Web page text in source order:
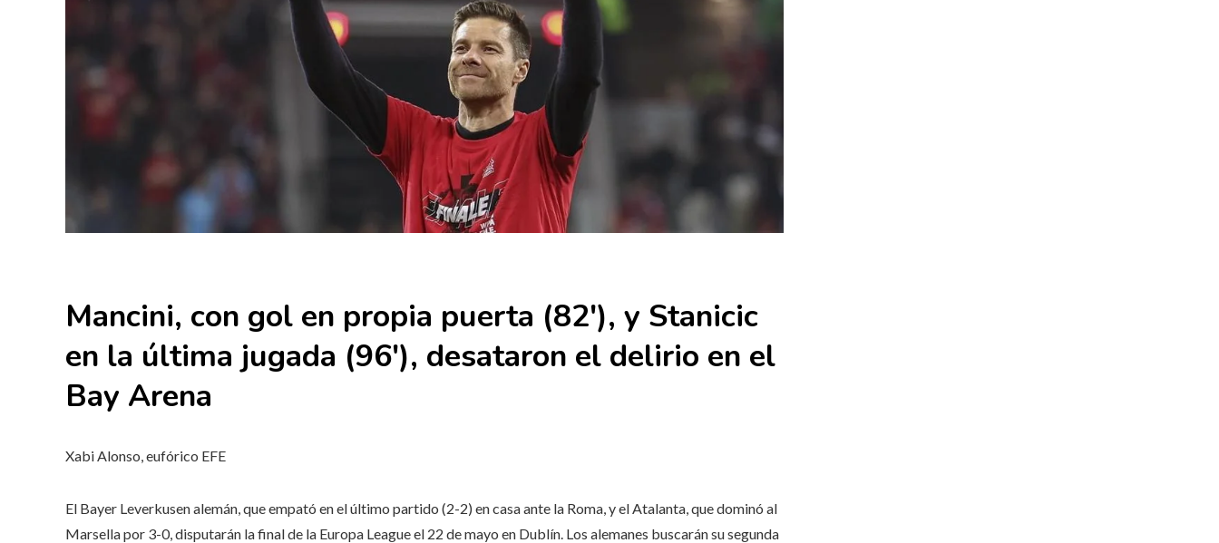
Mancini, con gol en propia puerta (82′), y Stanicic
en la última jugada (96′), desataron el delirio en el
Bay Arena
Xabi Alonso, eufórico EFE
El Bayer Leverkusen alemán, que empató en el último partido (2-2) en casa ante la Roma, y ​​el Atalanta, que dominó al
Marsella por 3-0, disputarán la final de la Europa League el 22 de mayo en Dublín. Los alemanes buscarán su segunda